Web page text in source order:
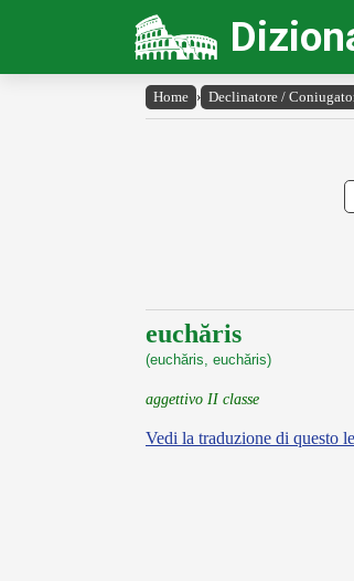
Home › Declinatore /
euchăris
(euchăris, euchăris)
aggettivo II classe
Vedi la traduzione di questo